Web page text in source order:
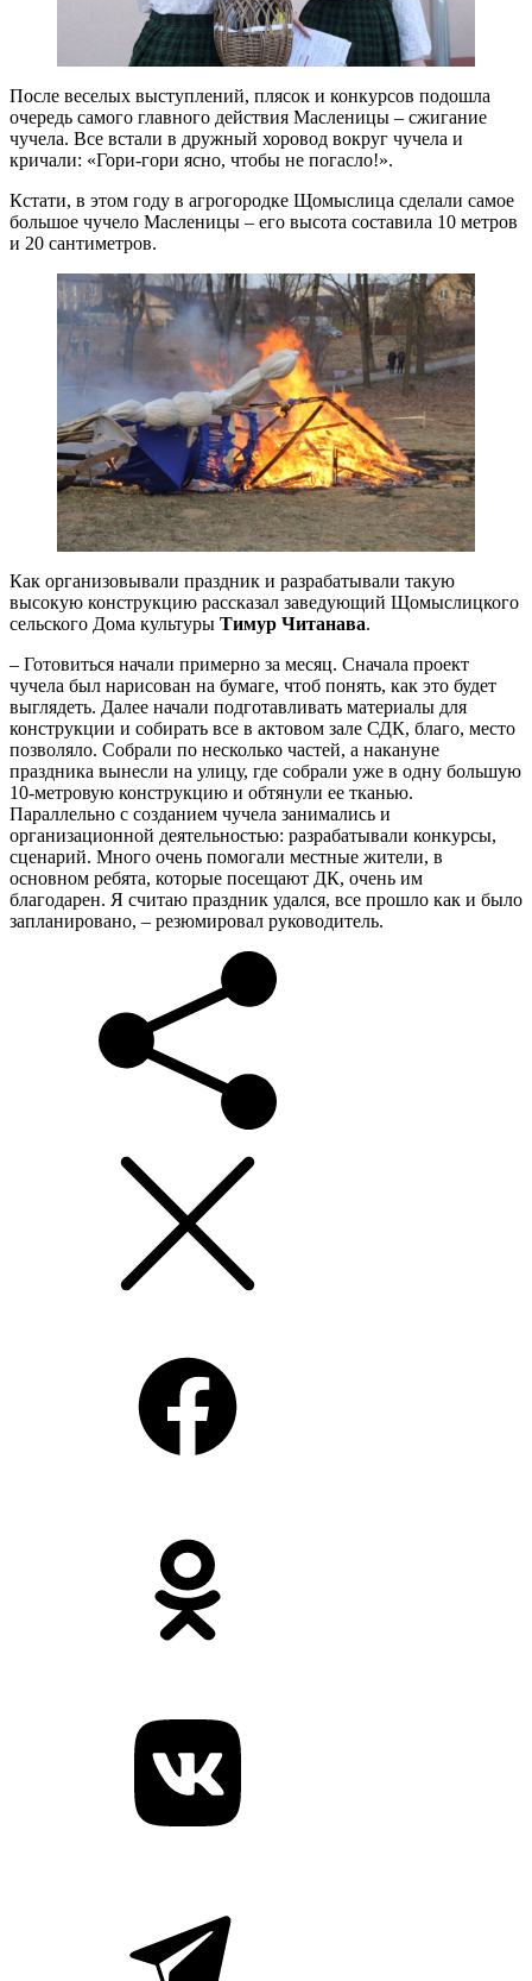
После веселых выступлений, плясок и конкурсов подошла
очередь самого главного действия Масленицы – сжигание
чучела. Все встали в дружный хоровод вокруг чучела и
кричали: «Гори-гори ясно, чтобы не погасло!».
Кстати, в этом году в агрогородке Щомыслица сделали самое
большое чучело Масленицы – его высота составила 10 метров
и 20 сантиметров.
Как организовывали праздник и разрабатывали такую
высокую конструкцию рассказал заведующий Щомыслицкого
сельского Дома культуры Тимур Читанава.
– Готовиться начали примерно за месяц. Сначала проект
чучела был нарисован на бумаге, чтоб понять, как это будет
выглядеть. Далее начали подготавливать материалы для
конструкции и собирать все в актовом зале СДК, благо, место
позволяло. Собрали по несколько частей, а накануне
праздника вынесли на улицу, где собрали уже в одну большую
10-метровую конструкцию и обтянули ее тканью.
Параллельно с созданием чучела занимались и
организационной деятельностью: разрабатывали конкурсы,
сценарий. Много очень помогали местные жители, в
основном ребята, которые посещают ДК, очень им
благодарен. Я считаю праздник удался, все прошло как и было
запланировано, – резюмировал руководитель.